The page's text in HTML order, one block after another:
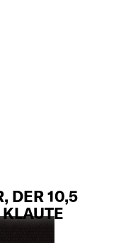
DER 10,5